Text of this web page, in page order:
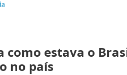
como estava o
no país